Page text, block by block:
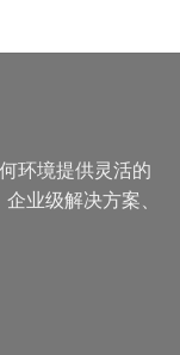
环境提供灵活的
业级解决方案、